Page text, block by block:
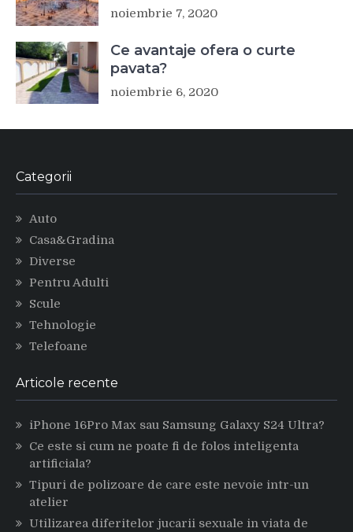
noiembrie 7, 2020
Ce avantaje ofera o curte
pavata?
noiembrie 6, 2020
Categorii
Auto
Casa&Gradina
Diverse
Pentru Adulti
Scule
Tehnologie
Telefoane
Articole recente
iPhone 16Pro Max sau Samsung Galaxy S24 Ultra?
Ce este si cum ne poate fi de folos inteligenta
artificiala?
Tipuri de polizoare de care este nevoie intr-un
atelier
Utilizarea diferitelor jucarii sexuale in viata de